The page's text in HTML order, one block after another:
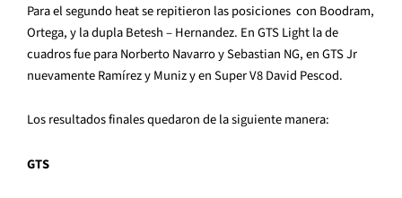
Para el segundo heat se repitieron las posiciones con Boodram,
Ortega, y la dupla Betesh – Hernandez. En GTS Light la de
cuadros fue para Norberto Navarro y Sebastian NG, en GTS Jr
nuevamente Ramírez y Muniz y en Super V8 David Pescod.
Los resultados finales quedaron de la siguiente manera:
GTS